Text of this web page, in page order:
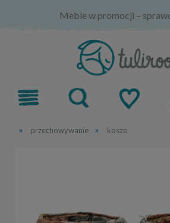
Meble w promocji –
» przechowywanie » kosze